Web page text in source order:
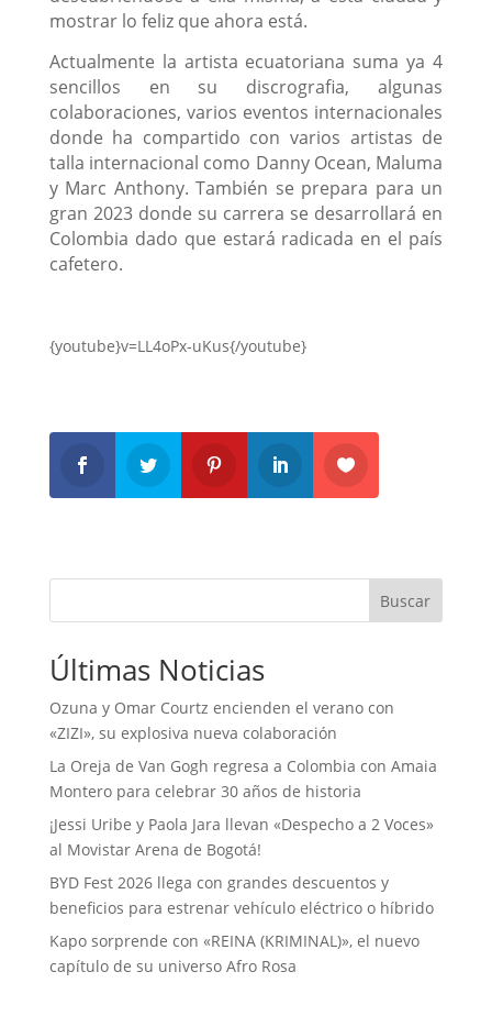
mostrar lo feliz que ahora está.
Actualmente la artista ecuatoriana suma ya 4
sencillos en su discrografia, algunas
colaboraciones, varios eventos internacionales
donde ha compartido con varios artistas de
talla internacional como Danny Ocean, Maluma
y Marc Anthony. También se prepara para un
gran 2023 donde su carrera se desarrollará en
Colombia dado que estará radicada en el país
cafetero.
{youtube}v=LL4oPx-uKus{/youtube}
Buscar
Últimas Noticias
Ozuna y Omar Courtz encienden el verano con
«ZIZI», su explosiva nueva colaboración
La Oreja de Van Gogh regresa a Colombia con Amaia
Montero para celebrar 30 años de historia
¡Jessi Uribe y Paola Jara llevan «Despecho a 2 Voces»
al Movistar Arena de Bogotá!
BYD Fest 2026 llega con grandes descuentos y
beneficios para estrenar vehículo eléctrico o híbrido
Kapo sorprende con «REINA (KRIMINAL)», el nuevo
capítulo de su universo Afro Rosa